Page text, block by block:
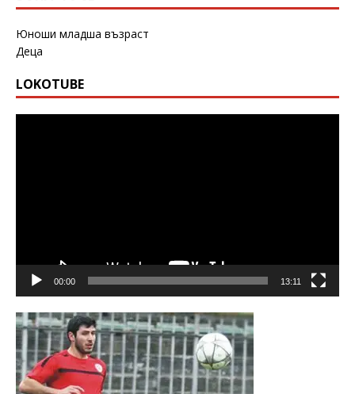
Юноши младша възраст
Деца
LOKOTUBE
00:00 13:11